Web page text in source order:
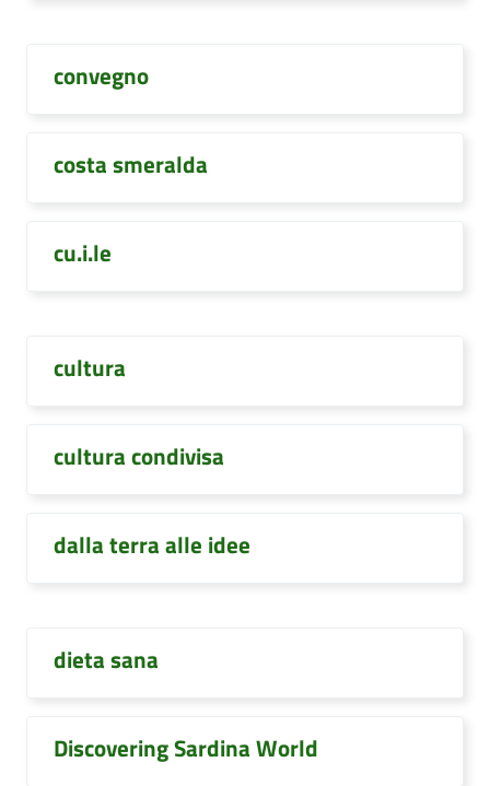
convegno
costa smeralda
cu.i.le
cultura
cultura condivisa
dalla terra alle idee
dieta sana
Discovering Sardina World